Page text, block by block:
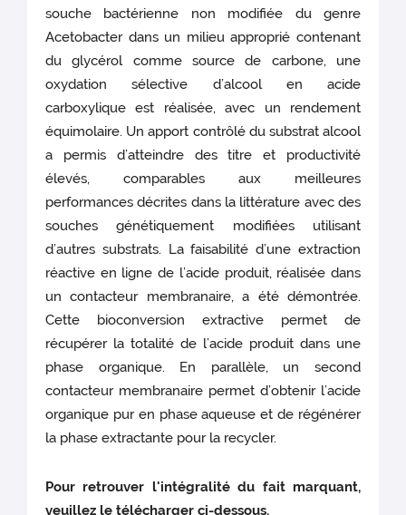
souche bactérienne non modifiée du genre
Acetobacter dans un milieu approprié contenant
du glycérol comme source de carbone, une
oxydation sélective d’alcool en acide
carboxylique est réalisée, avec un rendement
équimolaire. Un apport contrôlé du substrat alcool
a permis d’atteindre des titre et productivité
élevés, comparables aux meilleures
performances décrites dans la littérature avec des
souches génétiquement modifiées utilisant
d’autres substrats. La faisabilité d’une extraction
réactive en ligne de l’acide produit, réalisée dans
un contacteur membranaire, a été démontrée.
Cette bioconversion extractive permet de
récupérer la totalité de l’acide produit dans une
phase organique. En parallèle, un second
contacteur membranaire permet d’obtenir l’acide
organique pur en phase aqueuse et de régénérer
la phase extractante pour la recycler.
Pour retrouver l'intégralité du fait marquant,
veuillez le télécharger ci-dessous.